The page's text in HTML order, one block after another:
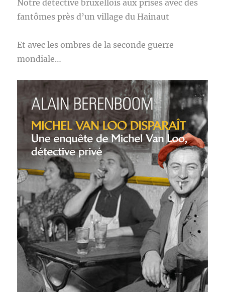
Notre détective bruxellois aux prises avec des
fantômes près d’un village du Hainaut
Et avec les ombres de la seconde guerre
mondiale…